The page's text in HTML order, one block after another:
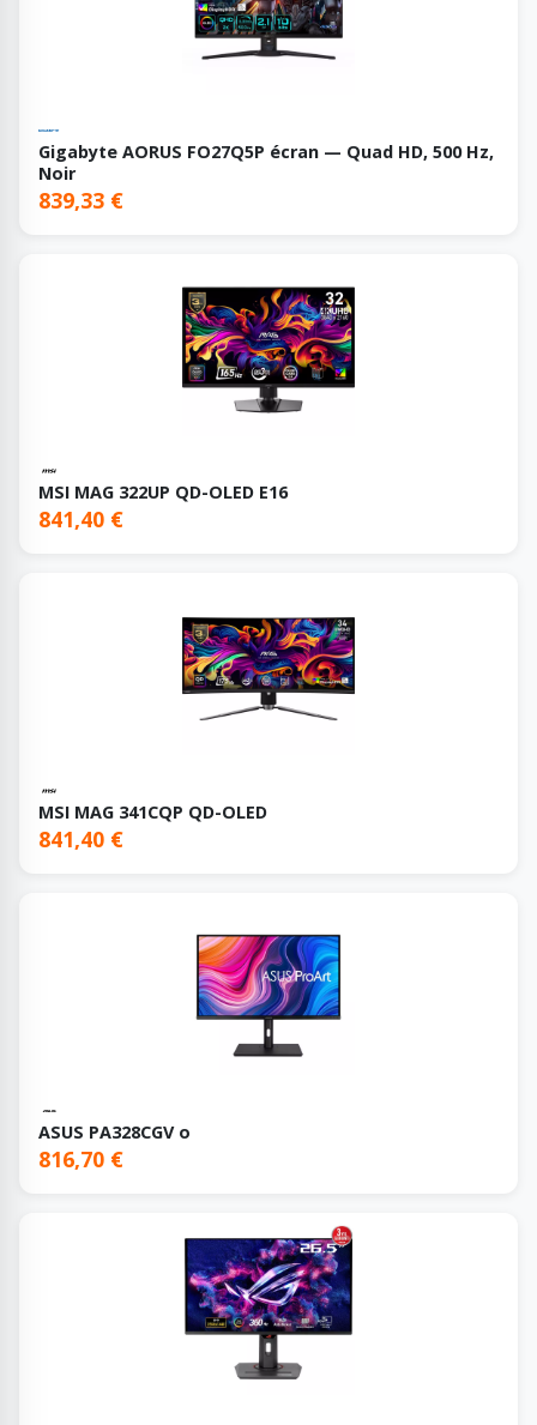
Gigabyte AORUS FO27Q5P écran — Quad HD, 500 Hz,
Noir
839,33 €
MSI MAG 322UP QD-OLED E16
841,40 €
MSI MAG 341CQP QD-OLED
841,40 €
ASUS PA328CGV o
816,70 €